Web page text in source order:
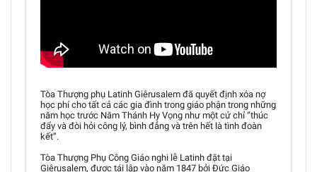
Tòa Thượng phụ Latinh Giêrusalem đã quyết định xóa nợ
học phí cho tất cả các gia đình trong giáo phận trong những
năm học trước Năm Thánh Hy Vọng như một cử chỉ “thúc
đẩy và đòi hỏi công lý, bình đẳng và trên hết là tình đoàn
kết”.
Tòa Thượng Phụ Công Giáo nghi lễ Latinh đặt tại
Giêrusalem, được tái lập vào năm 1847 bởi Đức Giáo